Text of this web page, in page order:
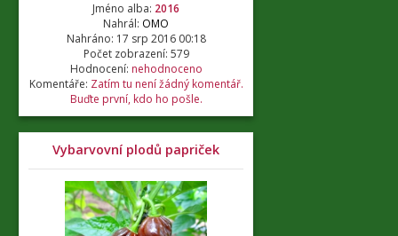
Jméno alba: 2016
Nahrál: OMO
Nahráno: 17 srp 2016 00:18
Počet zobrazení: 579
Hodnocení: nehodnoceno
Komentáře: Zatím tu není žádný komentář.
Buďte první, kdo ho pošle.
Vybarvovní plodů papriček